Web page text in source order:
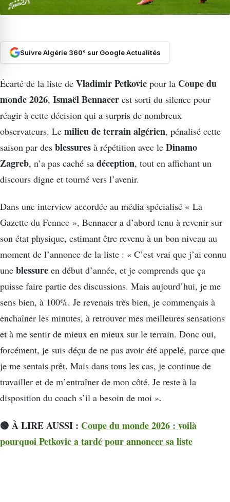
Suivre Algérie 360° sur Google Actualités
Écarté de la liste de Vladimir Petkovic pour la Coupe du
monde 2026, Ismaël Bennacer est sorti du silence pour
réagir à cette décision qui a surpris de nombreux
observateurs. Le milieu de terrain algérien, pénalisé cette
saison par des blessures à répétition avec le Dinamo
Zagreb, n’a pas caché sa déception, tout en affichant un
discours digne et tourné vers l’avenir.
Dans une interview accordée au média spécialisé « La
Gazette du Fennec », Bennacer a d’abord tenu à revenir sur
son état physique, estimant être revenu à un bon niveau au
moment de l’annonce de la liste : « C’est vrai que j’ai connu
une blessure en début d’année, et je comprends que ça
puisse faire partie des discussions. Mais aujourd’hui, je me
sens bien, à 100%. Je revenais très bien, je commençais à
enchaîner les minutes, à retrouver mes meilleures sensations
et à me sentir de mieux en mieux sur le terrain. Donc oui,
forcément, je suis déçu de ne pas avoir été appelé, parce que
je me sentais prêt. Mais dans tous les cas, je continue de
travailler et de m’entraîner de mon côté. Je reste à la
disposition du coach s’il a besoin de moi ».
🟢 À LIRE AUSSI : Coupe du monde 2026 : voilà
pourquoi Petkovic a tardé pour annoncer sa liste